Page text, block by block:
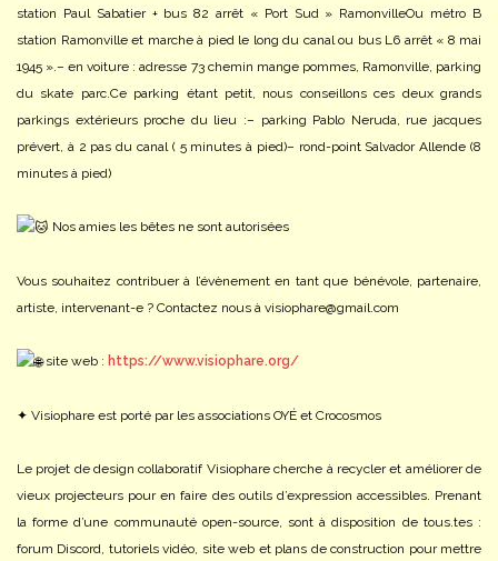
station Paul Sabatier + bus 82 arrêt « Port Sud » RamonvilleOu métro B
station Ramonville et marche à pied le long du canal ou bus L6 arrêt « 8 mai
1945 ».– en voiture : adresse 73 chemin mange pommes, Ramonville, parking
du skate parc.Ce parking étant petit, nous conseillons ces deux grands
parkings extérieurs proche du lieu :– parking Pablo Neruda, rue jacques
prévert, à 2 pas du canal ( 5 minutes à pied)– rond-point Salvador Allende (8
minutes à pied)
Nos amies les bêtes ne sont autorisées
Vous souhaitez contribuer à l’évènement en tant que bénévole, partenaire,
artiste, intervenant-e ? Contactez nous à visiophare@gmail.com
site web : https://www.visiophare.org/
✦ Visiophare est porté par les associations OYÉ et Crocosmos
Le projet de design collaboratif Visiophare cherche à recycler et améliorer de
vieux projecteurs pour en faire des outils d’expression accessibles. Prenant
la forme d’une communauté open-source, sont à disposition de tous.tes :
forum Discord, tutoriels vidéo, site web et plans de construction pour mettre